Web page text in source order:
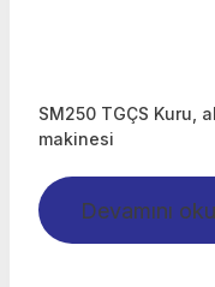
SM250 TGÇS Kuru,
makinesi
Devamını oku